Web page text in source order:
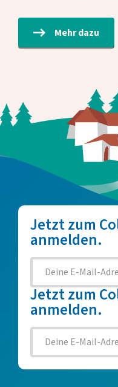
Mehr dazu
Jetzt zum
anmelden.
Jetzt zum
anmelden.